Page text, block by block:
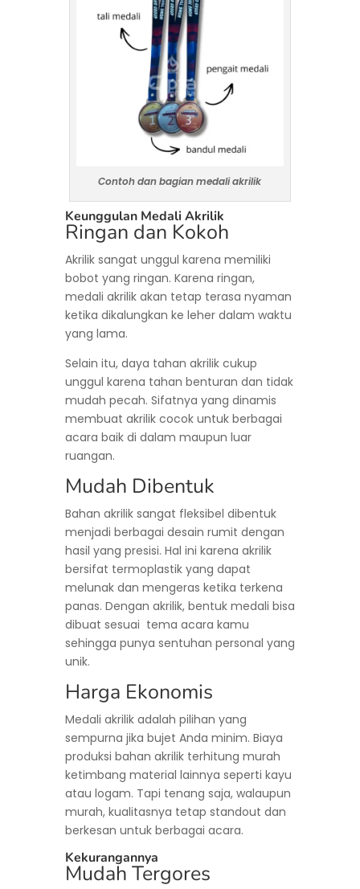
Contoh dan bagian medali akrilik
Keunggulan Medali Akrilik
Ringan dan Kokoh
Akrilik sangat unggul karena memiliki
bobot yang ringan. Karena ringan,
medali akrilik akan tetap terasa nyaman
ketika dikalungkan ke leher dalam waktu
yang lama.
Selain itu, daya tahan akrilik cukup
unggul karena tahan benturan dan tidak
mudah pecah. Sifatnya yang dinamis
membuat akrilik cocok untuk berbagai
acara baik di dalam maupun luar
ruangan.
Mudah Dibentuk
Bahan akrilik sangat fleksibel dibentuk
menjadi berbagai desain rumit dengan
hasil yang presisi. Hal ini karena akrilik
bersifat termoplastik yang dapat
melunak dan mengeras ketika terkena
panas. Dengan akrilik, bentuk medali bisa
dibuat sesuai tema acara kamu
sehingga punya sentuhan personal yang
unik.
Harga Ekonomis
Medali akrilik adalah pilihan yang
sempurna jika bujet Anda minim. Biaya
produksi bahan akrilik terhitung murah
ketimbang material lainnya seperti kayu
atau logam. Tapi tenang saja, walaupun
murah, kualitasnya tetap standout dan
berkesan untuk berbagai acara.
Kekurangannya
Mudah Tergores